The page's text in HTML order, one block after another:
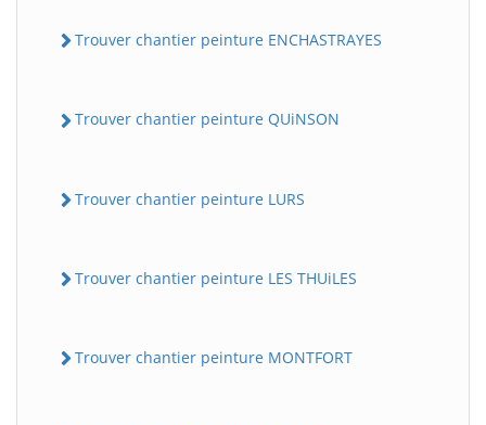
Trouver chantier peinture ENCHASTRAYES
Trouver chantier peinture QUiNSON
Trouver chantier peinture LURS
Trouver chantier peinture LES THUiLES
Trouver chantier peinture MONTFORT